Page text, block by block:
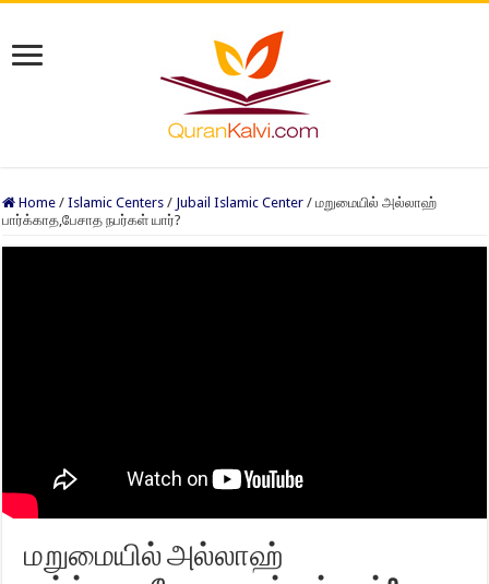
Home / Islamic Centers / Jubail Islamic Center / மறுமையில் அல்லாஹ்
பார்க்காத,பேசாத நபர்கள் யார்?
மறுமையில் அல்லாஹ்